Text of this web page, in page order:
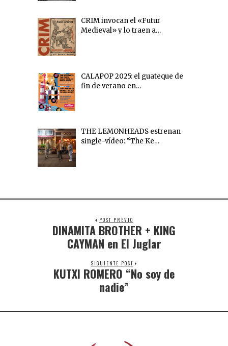
CRIM invocan el «Futur
Medieval» y lo traen a…
CALAPOP 2025: el guateque de
fin de verano en…
THE LEMONHEADS estrenan
single-vídeo: “The Ke…
POST PREVIO
DINAMITA BROTHER + KING
CAYMAN en El Juglar
SIGUIENTE POST
KUTXI ROMERO “No soy de
nadie”